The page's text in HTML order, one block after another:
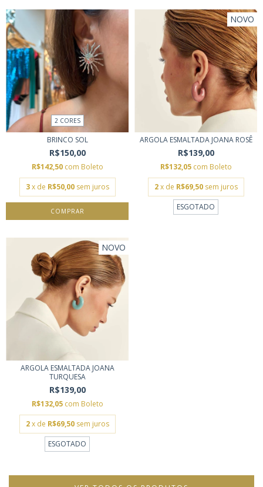
2 CORES
BRINCO SOL
R$150,00
R$142,50 com Boleto
3 x de R$50,00 sem juros
COMPRAR
NOVO
ARGOLA ESMALTADA JOANA ROSÊ
R$139,00
R$132,05 com Boleto
2 x de R$69,50 sem juros
ESGOTADO
NOVO
ARGOLA ESMALTADA JOANA
TURQUESA
R$139,00
R$132,05 com Boleto
2 x de R$69,50 sem juros
ESGOTADO